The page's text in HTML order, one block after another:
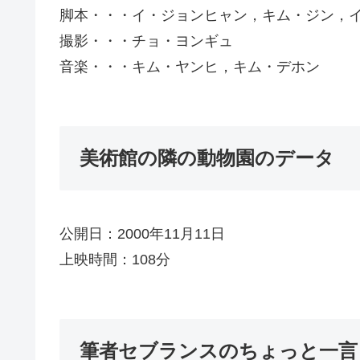
脚本・・・イ・ジョンヒャン，キム・ジン，
撮影・・・チョ・ヨンギュ
音楽・・・キム・ヤンヒ，キム・デホン
美術館の隣の動物園のデータ
公開日：2000年11月11日
上映時間：108分
筆者セブランスのちょっと一言